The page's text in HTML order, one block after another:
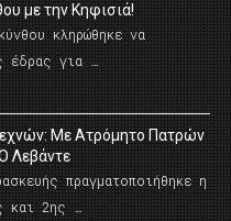
με την Κηφισιά!
κληρώθηκε να
έδρας για …
Με Ατρόμητο Πατρών
Λεβάντε
πραγματοποιήθηκε η
και 2ης …